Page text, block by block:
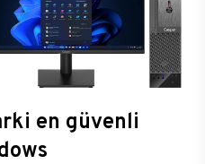
en güvenli